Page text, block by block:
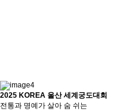
2025 KOREA 울산 세계궁도대회
전통과 명예가 살아 숨 쉬는